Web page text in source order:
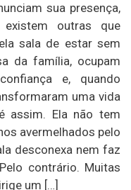
sua presença,
outras que
sala de estar sem
da família, ocupam
e, quando
uma vida
assim. Ela não tem
avermelhados pelo
desconexa nem faz
contrário. Muitas
um […]